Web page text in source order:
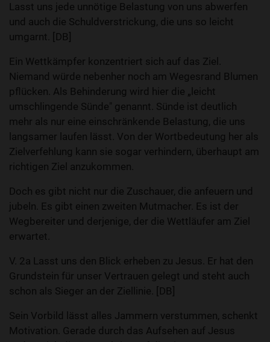
Lasst uns jede unnötige Belastung von uns abwerfen
und auch die Schuldverstrickung, die uns so leicht
umgarnt. [DB]
Ein Wettkämpfer konzentriert sich auf das Ziel.
Niemand würde nebenher noch am Wegesrand Blumen
pflücken. Als Behinderung wird hier die „leicht
umschlingende Sünde" genannt. Sünde ist deutlich
mehr als nur eine einschränkende Belastung, die uns
langsamer laufen lässt. Von der Wortbedeutung her als
Zielverfehlung kann sie sogar verhindern, überhaupt am
richtigen Ziel anzukommen.
Doch es gibt nicht nur die Zuschauer, die anfeuern und
jubeln. Es gibt einen zweiten Mutmacher. Es ist der
Wegbereiter und derjenige, der die Wettläufer am Ziel
erwartet.
V. 2a Lasst uns den Blick erheben zu Jesus. Er hat den
Grundstein für unser Vertrauen gelegt und steht auch
schon als Sieger an der Ziellinie. [DB]
Sein Vorbild lässt alles Jammern verstummen, schenkt
Motivation. Gerade durch das Aufsehen auf Jesus